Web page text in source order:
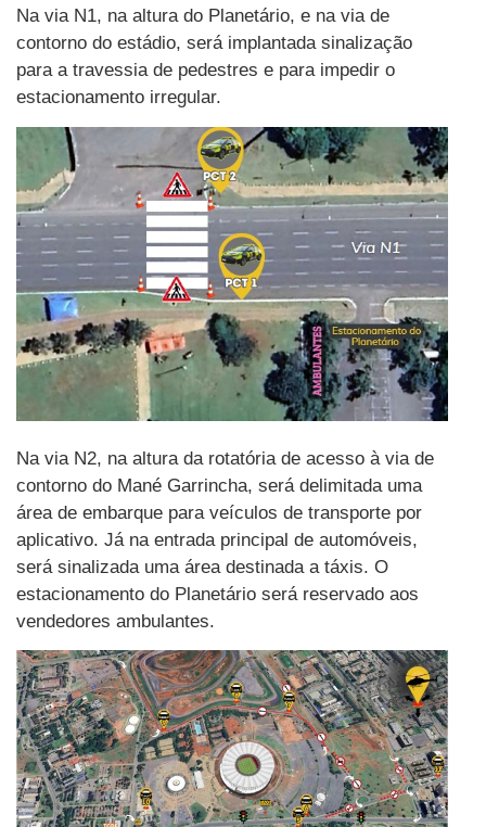
Na via N1, na altura do Planetário, e na via de
contorno do estádio, será implantada sinalização
para a travessia de pedestres e para impedir o
estacionamento irregular.
Na via N2, na altura da rotatória de acesso à via de
contorno do Mané Garrincha, será delimitada uma
área de embarque para veículos de transporte por
aplicativo. Já na entrada principal de automóveis,
será sinalizada uma área destinada a táxis. O
estacionamento do Planetário será reservado aos
vendedores ambulantes.